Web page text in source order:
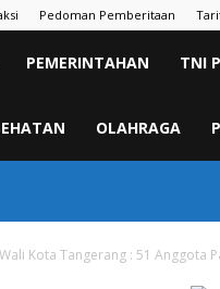
Pedoman Pemberitaan
PEMERINTAHAN TNI
OLAHRAGA
Wali Kota Tangerang : 51 Anggota